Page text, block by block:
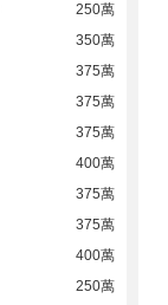
250萬
350萬
375萬
375萬
375萬
400萬
375萬
375萬
400萬
250萬